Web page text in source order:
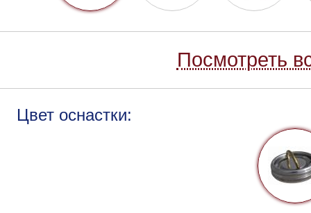
Посмотреть
Цвет оснастки: